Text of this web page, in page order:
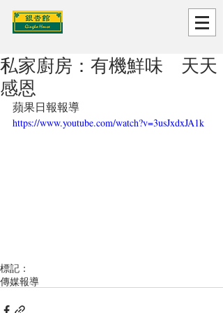
私家廚房：有機鮮味 天天
感恩
蘋果日報報導
https://www.youtube.com/watch?v=3usJxdxJA1k
標記：
傳媒報導